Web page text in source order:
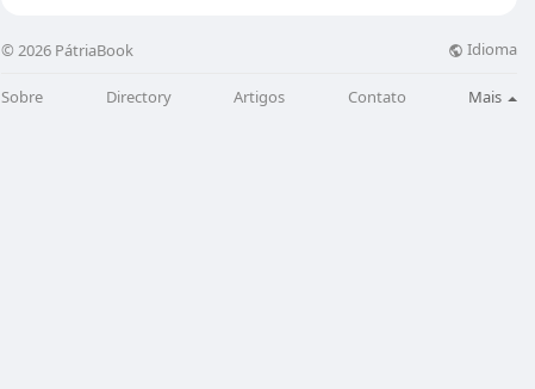
© 2026 PátriaBook Idioma
Sobre Directory Artigos Contato Mais